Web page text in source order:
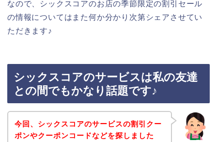
なので、シックスコアのお店の季節限定の割引セール
の情報についてはまた何か分かり次第シェアさせてい
ただきます♪
シックスコアのサービスは私の友達
との間でもかなり話題です♪
今回、シックスコアのサービスの割引クー
ポンやクーポンコードなどを探しました